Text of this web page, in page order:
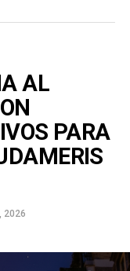
AL
PARA
2026